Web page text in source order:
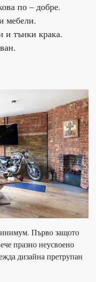
по – добре.
мебели.
и тънки крака.
Първо защото
празно неусвоено
дизайна претрупан